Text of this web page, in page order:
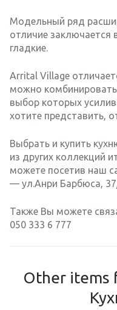
Модельный ряд
отличие заключается
гладкие.
Arrital Village
можно
выбор которых
хотите представить,
Выбрать и купить
из других коллекций
можете посетив наш
— ул.Анри Барбюса,
Также Вы можете
050 333 6 777
Other items